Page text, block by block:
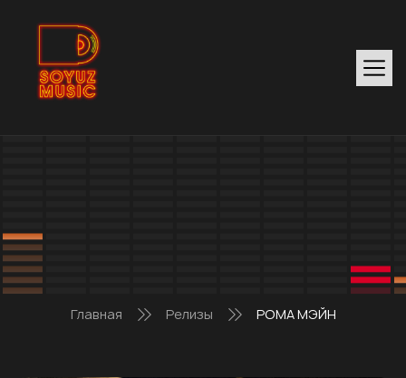
Главная Релизы РОМА МЭЙН